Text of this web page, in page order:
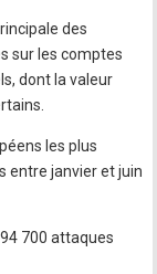
des
sur les comptes
dont la valeur
les plus
entre janvier et juin
700 attaques